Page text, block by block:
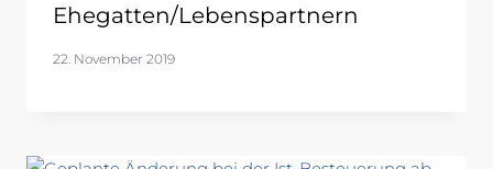
Ehegatten/Lebenspartnern
22. November 2019